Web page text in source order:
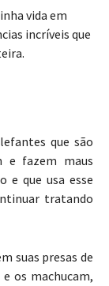
vida em
incríveis que
que são
e fazem maus
e que usa esse
tratando
suas presas de
os machucam,